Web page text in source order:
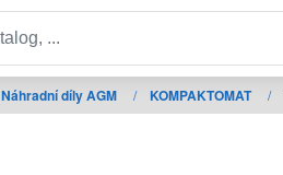
Náhradní díly AGM / KOMPAKTOMAT /